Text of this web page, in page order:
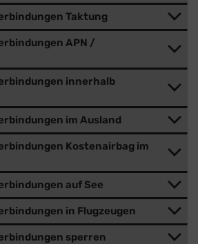
Taktung
APN /
innerhalb
im Ausland
Kostenairbag im
auf See
in Flugzeugen
sperren